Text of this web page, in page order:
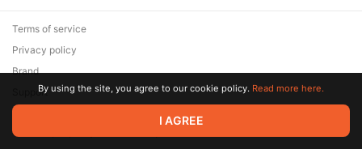
© 2026 Zaya Solutions Limited. All rights reserved. All trademarks
are the property of their respective owners.
Terms of service
Privacy policy
Brand
SupportBy using the site, you agree to our cookie policy. Read more here.
I AGREE